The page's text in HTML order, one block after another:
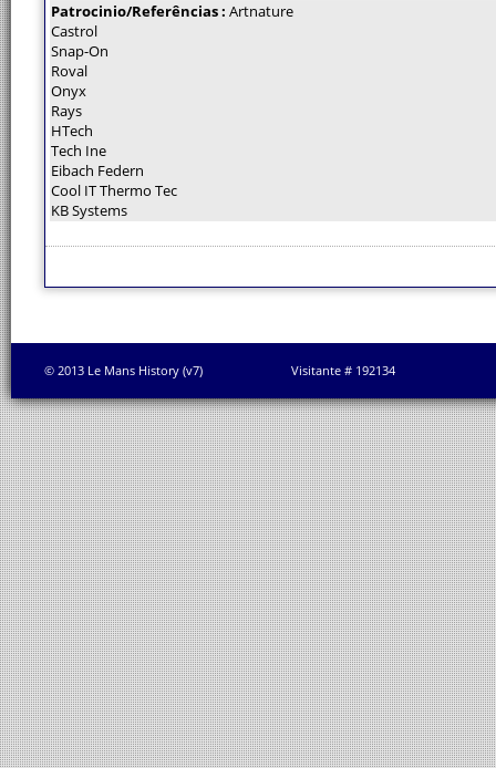
Patrocinio/Referências : Artnature
Castrol
Snap-On
Roval
Onyx
Rays
HTech
Tech Ine
Eibach Federn
Cool IT Thermo Tec
KB Systems
© 2013 Le Mans History (v7) Visitante # 192134